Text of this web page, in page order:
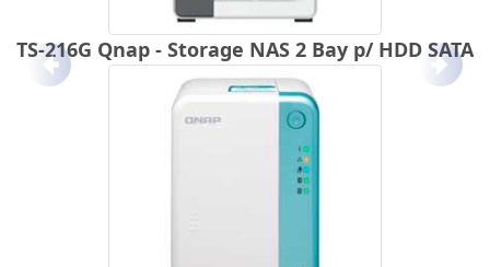
TS-216G Qnap - Storage NAS 2 Bay p/ HDD SATA
Anterior